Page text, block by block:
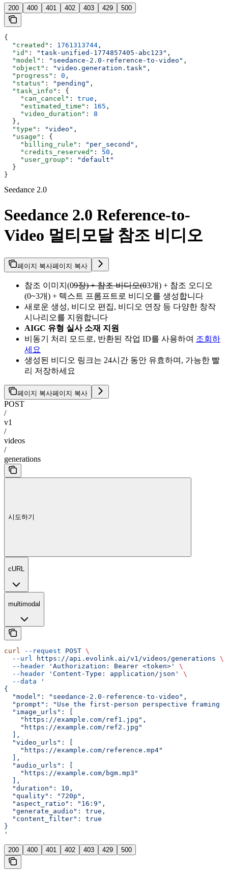
200 400 401 402 403 429 500
{
  "created"
: 1761313744 ,
  "id"
: "task-unified-1774857405-abc123" ,
  "model"
: "seedance-2.0-reference-to-video" ,
  "object"
: "video.generation.task" ,
  "progress"
: 0 ,
  "status"
: "pending" ,
  "task_info"
: {
    "can_cancel"
: true ,
    "estimated_time"
: 165 ,
    "video_duration"
: 8
  },
  "type"
: "video" ,
  "usage"
: {
    "billing_rule"
: "per_second" ,
    "credits_reserved"
: 50 ,
    "user_group"
:
"default"
  }
}
Seedance 2.0
Seedance 2.0 Reference-to-
Video 멀티모달 참조 비디오
페이지 복사페이지 복사
참조 이미지(09장) + 참조 비디오(03개) + 참조 오디오
(0~3개) + 텍스트 프롬프트로 비디오를 생성합니다
새로운 생성, 비디오 편집, 비디오 연장 등 다양한 창작
시나리오를 지원합니다
AIGC 유형 실사 소재 지원
비동기 처리 모드로, 반환된 작업 ID를 사용하여 조회하
세요
생성된 비디오 링크는 24시간 동안 유효하며, 가능한 빨
리 저장하세요
페이지 복사페이지 복사
POST
/
v1
/
videos
/
generations
시도하기
cURL
multimodal
curl --request POST \
  --url
https://api.evolink.ai/v1/videos/generations \
  --header
'Authorization: Bearer <token>'
\
  --header
'Content-Type: application/json'
\
  --data
'
{
  "model": "seedance-2.0-reference-to-video",
"prompt": "Use the first-person perspective framing
  "image_urls": [
    "https://example.com/ref1.jpg",
    "https://example.com/ref2.jpg"
  ],
  "video_urls": [
    "https://example.com/reference.mp4"
  ],
  "audio_urls": [
    "https://example.com/bgm.mp3"
  ],
  "duration": 10,
  "quality": "720p",
  "aspect_ratio": "16:9",
  "generate_audio": true,
  "content_filter": true
}
'
200 400 401 402 403 429 500